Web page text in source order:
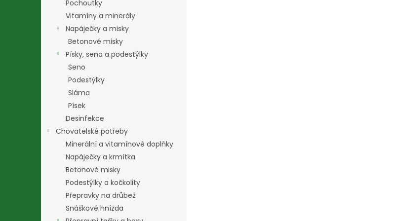
Pochoutky
Vitamíny a minerály
Napáječky a misky
Betonové misky
Písky, sena a podestýlky
Seno
Podestýlky
Sláma
Písek
Desinfekce
Chovatelské potřeby
Minerální a vitamínové doplňky
Napáječky a krmítka
Betonové misky
Podestýlky a kočkolity
Přepravky na drůbež
Snáškové hnízda